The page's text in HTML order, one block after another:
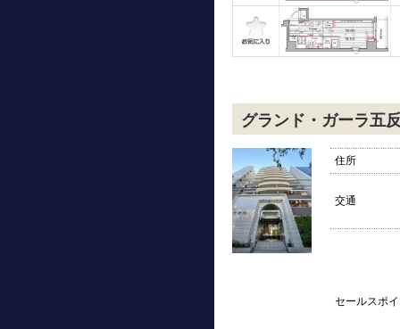
グランド・ガーラ五
住所
交通
セールスポ